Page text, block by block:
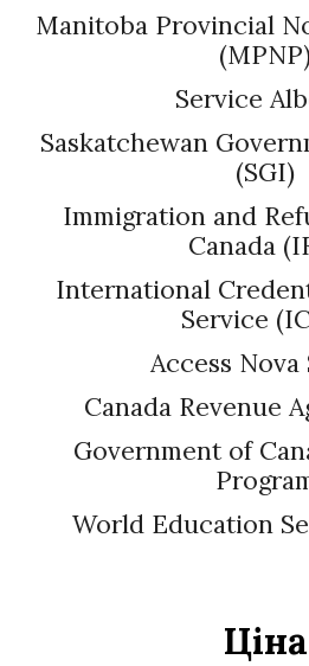
Manitoba Provincial
Service
Saskatchewan
(SGI)
Immigration and
Canada
International
Service
Access Nova
Canada Revenue
Government of
World Education
Ціна